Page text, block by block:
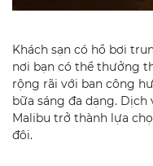
Khách sạn có hồ bơi
nơi bạn có thể thưởng
rộng rãi với ban công
bữa sáng đa dạng.
Malibu trở thành lựa
đôi.